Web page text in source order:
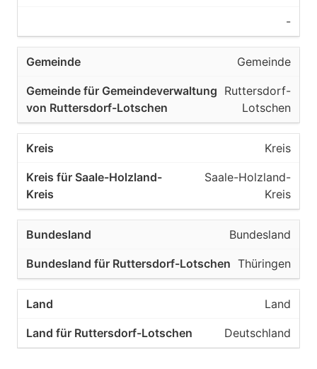
-
Gemeinde
Ruttersdorf-
Lotschen
Kreis
Saale-Holzland-
Kreis
Bundesland
Thüringen
Land
Deutschland